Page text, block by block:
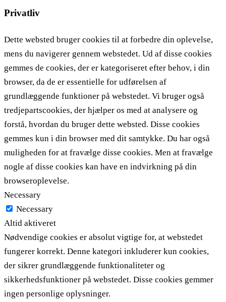
Privatliv
Dette websted bruger cookies til at forbedre din oplevelse,
mens du navigerer gennem webstedet. Ud af disse cookies
gemmes de cookies, der er kategoriseret efter behov, i din
browser, da de er essentielle for udførelsen af ​​
grundlæggende funktioner på webstedet. Vi bruger også
tredjepartscookies, der hjælper os med at analysere og
forstå, hvordan du bruger dette websted. Disse cookies
gemmes kun i din browser med dit samtykke. Du har også
muligheden for at fravælge disse cookies. Men at fravælge
nogle af disse cookies kan have en indvirkning på din
browseroplevelse.
Necessary
Necessary
Altid aktiveret
Nødvendige cookies er absolut vigtige for, at webstedet
fungerer korrekt. Denne kategori inkluderer kun cookies,
der sikrer grundlæggende funktionaliteter og
sikkerhedsfunktioner på webstedet. Disse cookies gemmer
ingen personlige oplysninger.